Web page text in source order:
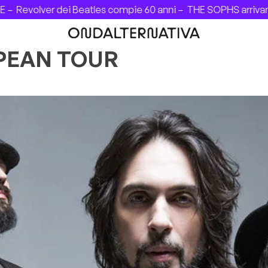
dei Beatles compie 60 anni –THE SOPHS arrivano
TOUR